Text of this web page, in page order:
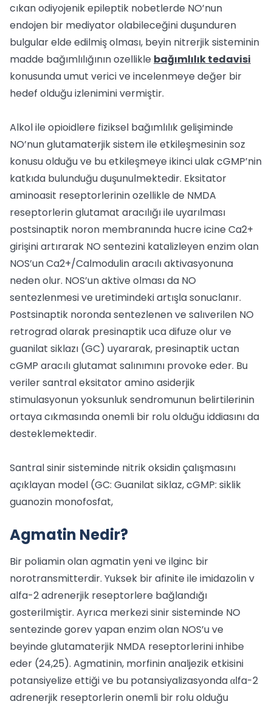
cıkan odiyojenik epileptik nobetlerde NO’nun
endojen bir mediyator olabileceğini duşunduren
bulgular elde edilmiş olması, beyin nitrerjik sisteminin
madde bağımlılığının ozellikle bağımlılık tedavisi
konusunda umut verici ve incelenmeye değer bir
hedef olduğu izlenimini vermiştir.
Alkol ile opioidlere fiziksel bağımlılık gelişiminde
NO’nun glutamaterjik sistem ile etkileşmesinin soz
konusu olduğu ve bu etkileşmeye ikinci ulak cGMP’nin
katkıda bulunduğu duşunulmektedir. Eksitator
aminoasit reseptorlerinin ozellikle de NMDA
reseptorlerin glutamat aracılığı ile uyarılması
postsinaptik noron membranında hucre icine Ca2+
girişini artırarak NO sentezini katalizleyen enzim olan
NOS’un Ca2+/Calmodulin aracılı aktivasyonuna
neden olur. NOS’un aktive olması da NO
sentezlenmesi ve uretimindeki artışla sonuclanır.
Postsinaptik noronda sentezlenen ve salıverilen NO
retrograd olarak presinaptik uca difuze olur ve
guanilat siklazı (GC) uyararak, presinaptik uctan
cGMP aracılı glutamat salınımını provoke eder. Bu
veriler santral eksitator amino asiderjik
stimulasyonun yoksunluk sendromunun belirtilerinin
ortaya cıkmasında onemli bir rolu olduğu iddiasını da
desteklemektedir.
Santral sinir sisteminde nitrik oksidin çalışmasını
açıklayan model (GC: Guanilat siklaz, cGMP: siklik
guanozin monofosfat,
Agmatin Nedir?
Bir poliamin olan agmatin yeni ve ilginc bir
norotransmitterdir. Yuksek bir afinite ile imidazolin v
alfa-2 adrenerjik reseptorlere bağlandığı
gosterilmiştir. Ayrıca merkezi sinir sisteminde NO
sentezinde gorev yapan enzim olan NOS’u ve
beyinde glutamaterjik NMDA reseptorlerini inhibe
eder (24,25). Agmatinin, morfinin analjezik etkisini
potansiyelize ettiği ve bu potansiyalizasyonda αlfa-2
adrenerjik reseptorlerin onemli bir rolu olduğu